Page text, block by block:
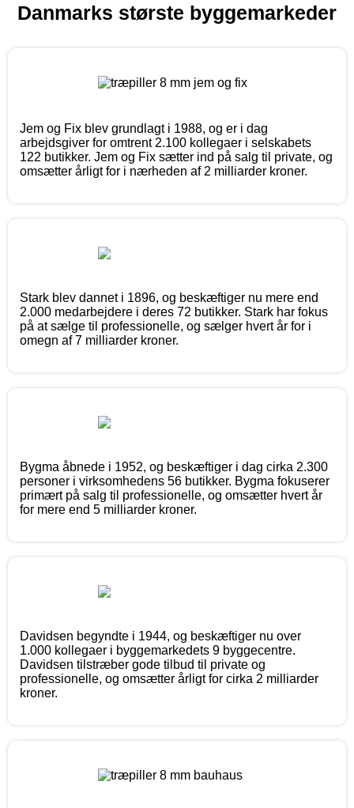
Danmarks største byggemarkeder
Jem og Fix blev grundlagt i 1988, og er i dag
arbejdsgiver for omtrent 2.100 kollegaer i selskabets
122 butikker. Jem og Fix sætter ind på salg til private, og
omsætter årligt for i nærheden af 2 milliarder kroner.
Stark blev dannet i 1896, og beskæftiger nu mere end
2.000 medarbejdere i deres 72 butikker. Stark har fokus
på at sælge til professionelle, og sælger hvert år for i
omegn af 7 milliarder kroner.
Bygma åbnede i 1952, og beskæftiger i dag cirka 2.300
personer i virksomhedens 56 butikker. Bygma fokuserer
primært på salg til professionelle, og omsætter hvert år
for mere end 5 milliarder kroner.
Davidsen begyndte i 1944, og beskæftiger nu over
1.000 kollegaer i byggemarkedets 9 byggecentre.
Davidsen tilstræber gode tilbud til private og
professionelle, og omsætter årligt for cirka 2 milliarder
kroner.